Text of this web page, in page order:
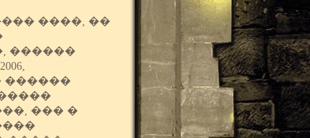
����, ��
������
������
��� �